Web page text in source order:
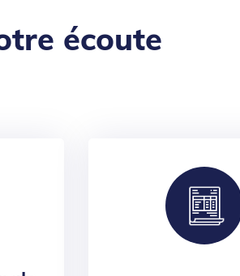
écoute